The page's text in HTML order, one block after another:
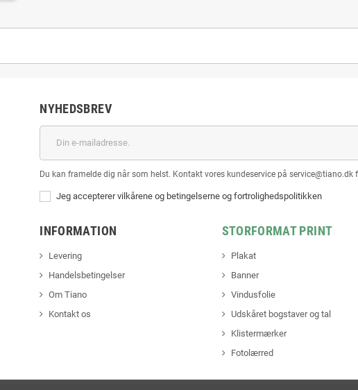
NYHEDSBREV
Du kan framelde dig når som helst. Kontakt vores kundeservice på service@tiano.dk
Jeg accepterer vilkårene og betingelserne og fortrolighedspolitikken
INFORMATION
Levering
Handelsbetingelser
Om Tiano
Kontakt os
STORFORMAT PRINT
Plakat
Banner
Vindusfolie
Udskåret bogstaver og tal
Klistermærker
Fotolærred